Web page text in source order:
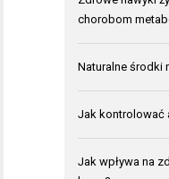
chorobom
Naturalne środki
Jak kontrolować
Jak wpływa na